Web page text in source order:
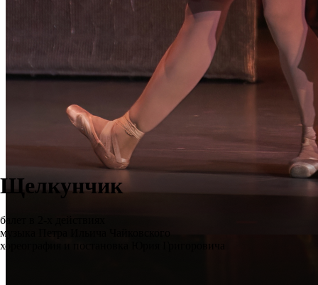
Щелкунчик
балет в 2-х действиях
музыка Петра Ильича Чайковского
хореография и постановка Юрия Григоровича